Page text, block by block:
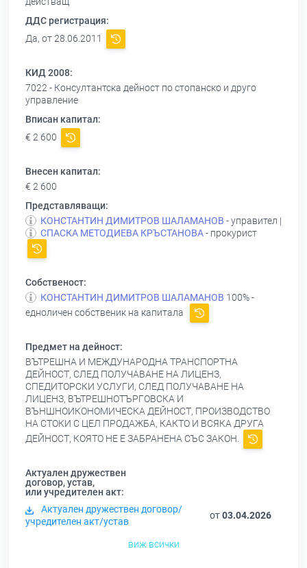
ДДС регистрация:
Да, от 28.06.2011
КИД 2008:
7022 - Консултантска дейност по стопанско и друго
управление
Вписан капитал:
€ 2 600
Внесен капитал:
€ 2 600
Представляващи:
КОНСТАНТИН ДИМИТРОВ ШАЛАМАНОВ - управител |
СПАСКА МЕТОДИЕВА КРЪСТАНОВА- прокурист
Собственост:
КОНСТАНТИН ДИМИТРОВ ШАЛАМАНОВ 100% -
едноличен собственик на капитала
Предмет на дейност:
ВЪТРЕШНА И МЕЖДУНАРОДНА ТРАНСПОРТНА
ДЕЙНОСТ, СЛЕД ПОЛУЧАВАНЕ НА ЛИЦЕНЗ,
СПЕДИТОРСКИ УСЛУГИ, СЛЕД ПОЛУЧАВАНЕ НА
ЛИЦЕНЗ, ВЪТРЕШНОТЪРГОВСКА И
ВЪНШНОИКОНОМИЧЕСКА ДЕЙНОСТ, ПРОИЗВОДСТВО
НА СТОКИ С ЦЕЛ ПРОДАЖБА, КАКТО И ВСЯКА ДРУГА
ДЕЙНОСТ, КОЯТО НЕ Е ЗАБРАНЕНА СЪС ЗАКОН.
Актуален дружествен
договор, устав,
или учредителен акт:
Актуален дружествен договор/
учредителен акт/устав
от03.04.2026
виж всички